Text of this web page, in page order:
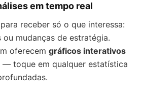
em tempo real
receber só o que interessa:
mudanças de estratégia.
oferecem gráficos interativos
— toque em qualquer estatística